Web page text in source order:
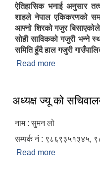
ऐतिहासिक भनाई अनुसार
शाहले नेपाल एकिकरणको
आफ्नो शिरको गजुर
सोही साविकको गजुरी भन्ने
समिति हुँदै हाल गजुरी
Read more
अध्यक्ष ज्यू को
नाम : सुमन लो
सम्पर्क नं : ९८६९३५१३४५,
Read more